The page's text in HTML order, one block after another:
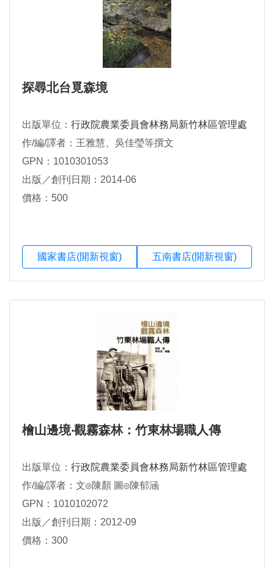
探尋北台覓森境
出版單位： 行政院農業委員會林務局新竹林區管理處
作/編/譯者：王雅慧、吳佳瑩等撰文
GPN：1010301053
出版／創刊日期：2014-06
價格：500
國家書店(開新視窗) 五南書店(開新視窗)
檜山邊境‧觀霧森林：竹東林場職人傳
出版單位： 行政院農業委員會林務局新竹林區管理處
作/編/譯者：文◎陳顏 圖◎陳郁涵
GPN：1010102072
出版／創刊日期：2012-09
價格：300